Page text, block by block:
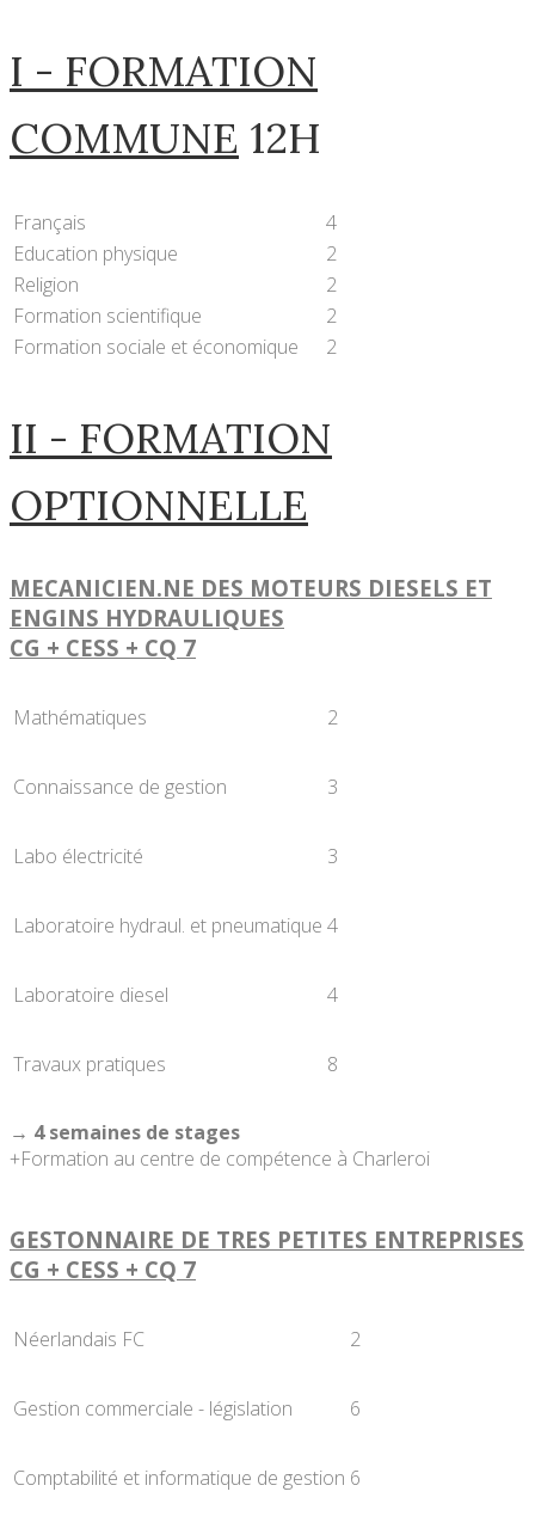
I - FORMATION
COMMUNE 12H
Français
4
Education physique
2
Religion
2
Formation scientifique
2
Formation sociale et économique
2
II - FORMATION
OPTIONNELLE
MECANICIEN.NE DES MOTEURS DIESELS ET
ENGINS HYDRAULIQUES
CG + CESS + CQ 7
Mathématiques 2
Connaissance de gestion 3
Labo électricité 3
Laboratoire hydraul. et pneumatique 4
Laboratoire diesel 4
Travaux pratiques 8
→ 4 semaines de stages
+Formation au centre de compétence à Charleroi
GESTONNAIRE DE TRES PETITES ENTREPRISES
CG + CESS + CQ 7
Néerlandais FC 2
Gestion commerciale - législation 6
Comptabilité et informatique de gestion 6